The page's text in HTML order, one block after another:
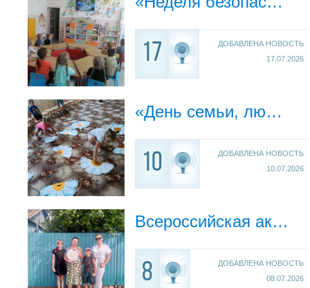
17
ДОБАВЛЕНА НОВОСТЬ
17.07.2026
«День семьи, любви и верности»
10
ДОБАВЛЕНА НОВОСТЬ
10.07.2026
Всероссийская акция «Рядом с родными»
8
ДОБАВЛЕНА НОВОСТЬ
08.07.2026